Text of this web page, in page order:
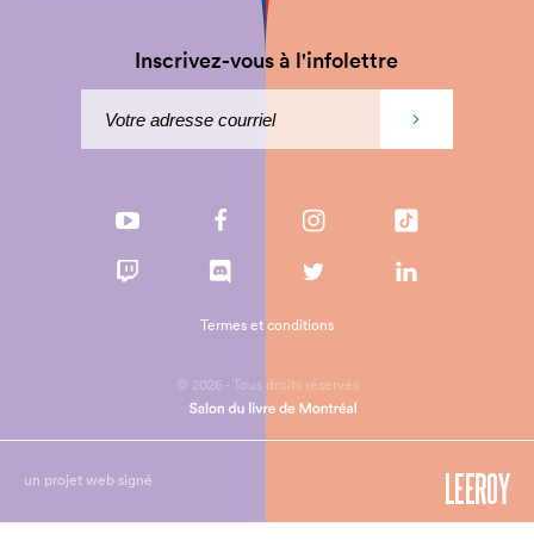
Inscrivez-vous à l'infolettre
© 2026 - Tous droits réservés
Termes et conditions
un projet web signé